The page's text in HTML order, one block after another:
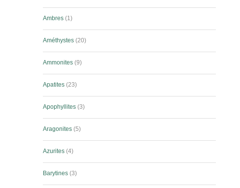
Ambres 1
Améthystes 20
Ammonites 9
Apatites 23
Apophyllites 3
Aragonites 5
Azurites 4
Barytines 3